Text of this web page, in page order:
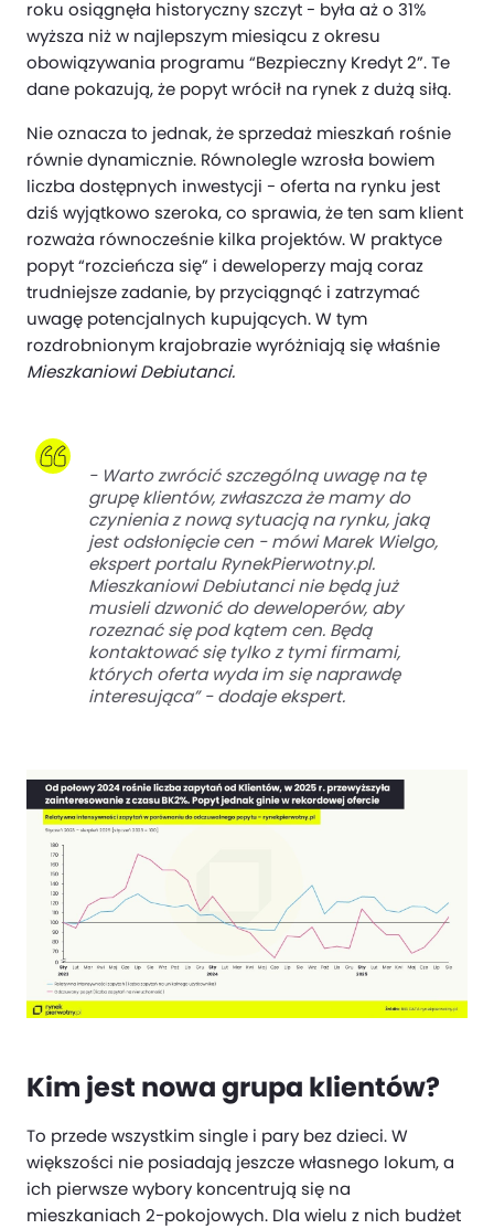
roku osiągnęła historyczny szczyt - była aż o 31%
wyższa niż w najlepszym miesiącu z okresu
obowiązywania programu “Bezpieczny Kredyt 2”. Te
dane pokazują, że popyt wrócił na rynek z dużą siłą.
Nie oznacza to jednak, że sprzedaż mieszkań rośnie
równie dynamicznie. Równolegle wzrosła bowiem
liczba dostępnych inwestycji - oferta na rynku jest
dziś wyjątkowo szeroka, co sprawia, że ten sam klient
rozważa równocześnie kilka projektów. W praktyce
popyt “rozcieńcza się” i deweloperzy mają coraz
trudniejsze zadanie, by przyciągnąć i zatrzymać
uwagę potencjalnych kupujących. W tym
rozdrobnionym krajobrazie wyróżniają się właśnie
Mieszkaniowi Debiutanci.
- Warto zwrócić szczególną uwagę na tę
grupę klientów, zwłaszcza że mamy do
czynienia z nową sytuacją na rynku, jaką
jest odsłonięcie cen - mówi Marek Wielgo,
ekspert portalu RynekPierwotny.pl.
Mieszkaniowi Debiutanci nie będą już
musieli dzwonić do deweloperów, aby
rozeznać się pod kątem cen. Będą
kontaktować się tylko z tymi firmami,
których oferta wyda im się naprawdę
interesująca” - dodaje ekspert.
Kim jest nowa grupa klientów?
To przede wszystkim single i pary bez dzieci. W
większości nie posiadają jeszcze własnego lokum, a
ich pierwsze wybory koncentrują się na
mieszkaniach 2-pokojowych. Dla wielu z nich budżet